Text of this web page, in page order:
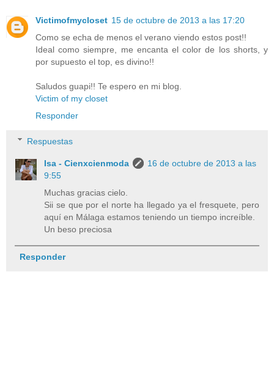
Victimofmycloset 15 de octubre de 2013 a las 17:20
Como se echa de menos el verano viendo estos post!!
Ideal como siempre, me encanta el color de los shorts, y
por supuesto el top, es divino!!
Saludos guapi!! Te espero en mi blog.
Victim of my closet
Responder
Respuestas
Isa - Cienxcienmoda
16 de octubre de 2013 a las
9:55
Muchas gracias cielo.
Sii se que por el norte ha llegado ya el fresquete, pero
aquí en Málaga estamos teniendo un tiempo increíble.
Un beso preciosa
Responder